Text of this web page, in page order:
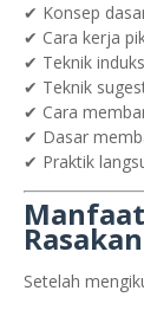
✔ Konsep
✔ Cara kerja
✔ Teknik
✔ Teknik
✔ Cara
✔ Dasar
✔ Praktik
Rasakan
Setelah